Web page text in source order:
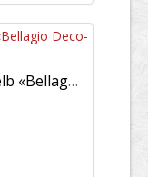
Weiss-Orange Glasblume gelb «Bellagio Deco-Art»